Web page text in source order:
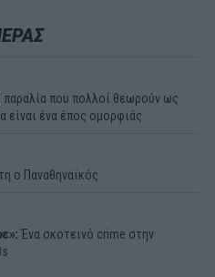
παραλία που πολλοί θεωρούν ως
είναι ένα έπος ομορφιάς
ο Παναθηναϊκός
Ένα σκοτεινό crime στην